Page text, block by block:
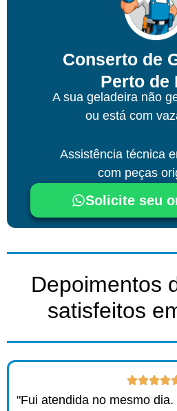
Conserto de
Perto de
A sua geladeira não
ou está com
Assistência técnica
com peças
Solicite seu
Depoimentos
satisfeitos
"Fui atendida no mesmo